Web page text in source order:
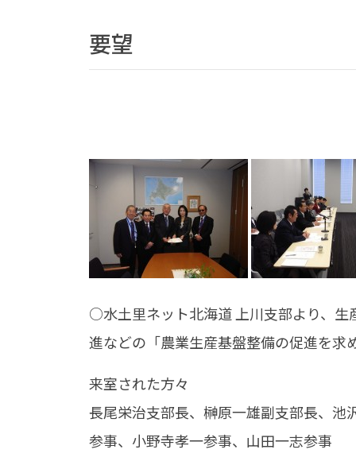
要望
○水土里ネット北海道 上川支部より、生
進などの「農業生産基盤整備の促進を求
来室された方々
長尾栄治支部長、榊原一雄副支部長、池
参事、小野寺孝一参事、山田一志参事